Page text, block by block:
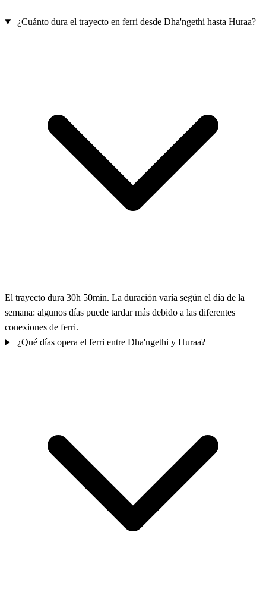
¿Cuánto dura el trayecto en ferri desde Dha'ngethi hasta Huraa?
El trayecto dura 30h 50min. La duración varía según el día de la
semana: algunos días puede tardar más debido a las diferentes
conexiones de ferri.
¿Qué días opera el ferri entre Dha'ngethi y Huraa?